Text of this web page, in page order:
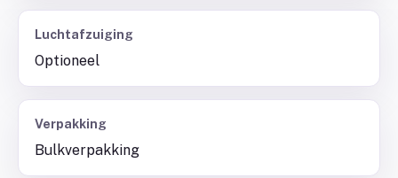
Luchtafzuiging
Optioneel
Verpakking
Bulkverpakking